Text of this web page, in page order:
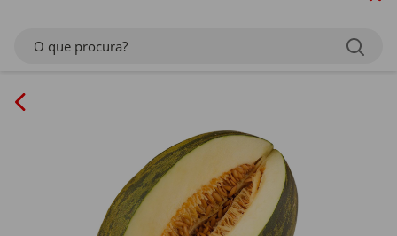
O que procura?